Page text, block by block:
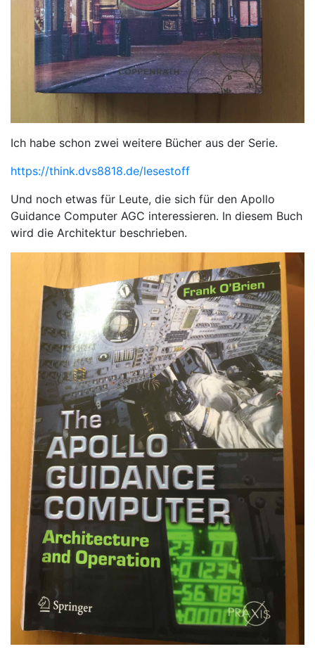
Ich habe schon zwei weitere Bücher aus der Serie.
https://think.dvs8818.de/lesestoff
Und noch etwas für Leute, die sich für den Apollo
Guidance Computer AGC interessieren. In diesem Buch
wird die Architektur beschrieben.